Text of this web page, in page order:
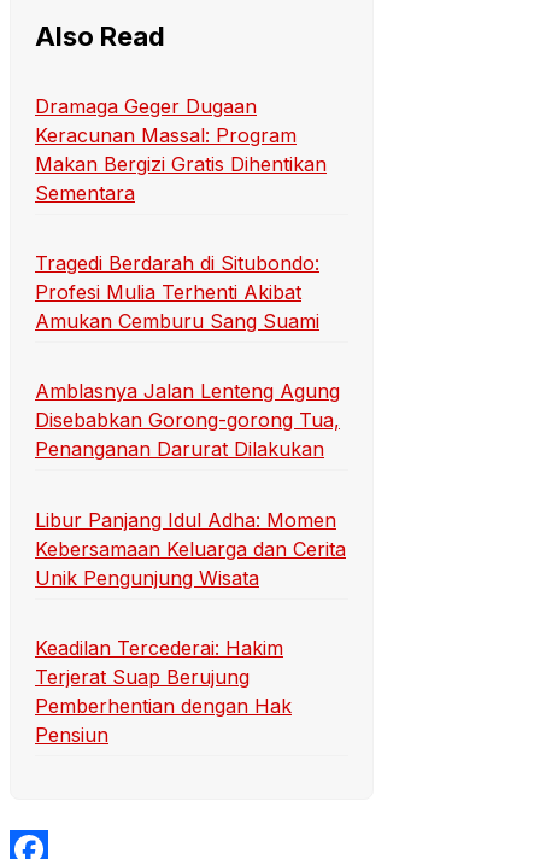
Also Read
Dramaga Geger Dugaan
Keracunan Massal: Program
Makan Bergizi Gratis Dihentikan
Sementara
Tragedi Berdarah di Situbondo:
Profesi Mulia Terhenti Akibat
Amukan Cemburu Sang Suami
Amblasnya Jalan Lenteng Agung
Disebabkan Gorong-gorong Tua,
Penanganan Darurat Dilakukan
Libur Panjang Idul Adha: Momen
Kebersamaan Keluarga dan Cerita
Unik Pengunjung Wisata
Keadilan Tercederai: Hakim
Terjerat Suap Berujung
Pemberhentian dengan Hak
Pensiun